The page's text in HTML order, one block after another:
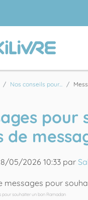
Nos conseils pour...
pour
de
05/2026 10:33 par
pour souhaiter un bon Ramadan